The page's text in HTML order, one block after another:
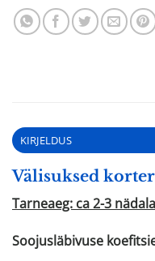
KIRJELDUS
Välisuksed
Tarneaeg: ca 2-3
Soojusläbivuse